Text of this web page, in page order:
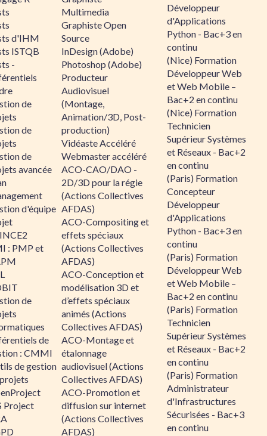
d'IHM
ISTQB
-
de
de
de
avancée
d'équipe
: PMP et
de
de
: CMMI
de gestion
Project
Multimedia
Graphiste Open
Source
InDesign (Adobe)
Photoshop (Adobe)
Producteur
Audiovisuel
(Montage,
Animation/3D, Post-
production)
Vidéaste Accéléré
Webmaster accéléré
ACO-CAO/DAO -
2D/3D pour la régie
(Actions Collectives
AFDAS)
ACO-Compositing et
effets spéciaux
(Actions Collectives
AFDAS)
ACO-Conception et
modélisation 3D et
d’effets spéciaux
animés (Actions
Collectives AFDAS)
ACO-Montage et
étalonnage
audiovisuel (Actions
Collectives AFDAS)
ACO-Promotion et
diffusion sur internet
(Actions Collectives
AFDAS)
Développeur
d'Applications
Python - Bac+3 en
continu
(Nice) Formation
Développeur Web
et Web Mobile –
Bac+2 en continu
(Nice) Formation
Technicien
Supérieur Systèmes
et Réseaux - Bac+2
en continu
(Paris) Formation
Concepteur
Développeur
d'Applications
Python - Bac+3 en
continu
(Paris) Formation
Développeur Web
et Web Mobile –
Bac+2 en continu
(Paris) Formation
Technicien
Supérieur Systèmes
et Réseaux - Bac+2
en continu
(Paris) Formation
Administrateur
d'Infrastructures
Sécurisées - Bac+3
en continu